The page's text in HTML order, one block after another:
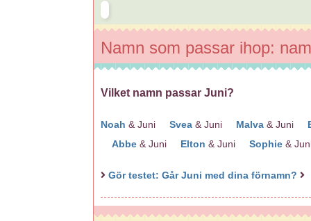
Namn som passar ihop:
Vilket namn passar Juni?
Noah & Juni Svea & Juni Malva & Juni
Abbe & Juni Elton & Juni Sophie &
Gör testet: Går Juni med dina förnamn?